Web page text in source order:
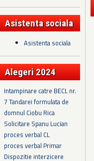
Asistenta sociala
Asistenta sociala
Alegeri 2024
Intampinare catre BECL nr.
7 Tandarei formulata de
domnul Ciobu Rica
Solicitare Spanu Lucian
proces verbal CL
proces verbal Primar
Dispozitie interzicere